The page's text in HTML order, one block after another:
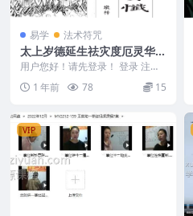
易学 法术符咒
太上岁德延生祛灾度厄灵华宝
忏.pdf
用户您好！请先登录！ 登录 注册
太上岁德延生祛灾度厄灵华宝忏.p
df 2504...
1 年前 78 15
VIP